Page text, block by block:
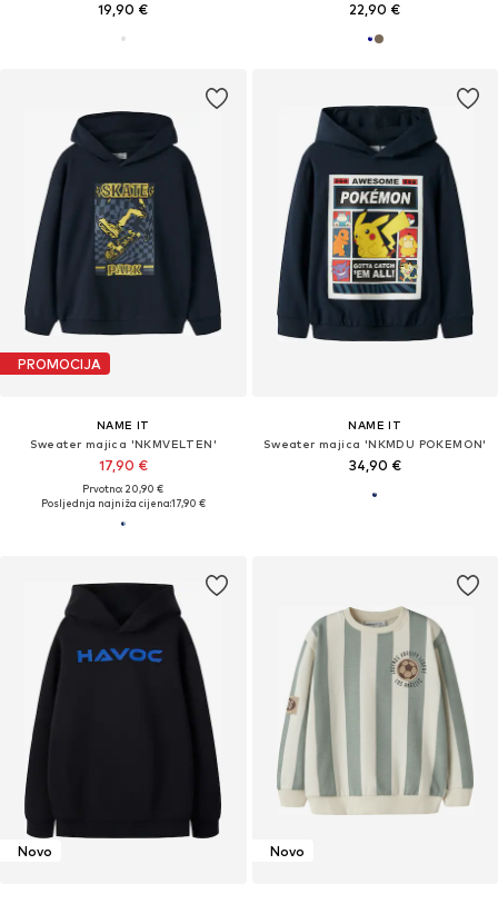
19,90 € 22,90 €
PROMOCIJA
NAME IT
Sweater majica 'NKMVELTEN'
17,90 €
Prvotno: 20,90 €
Posljednja najniža cijena:17,90 €
NAME IT
Sweater majica 'NKMDU POKEMON'
34,90 €
Novo Novo